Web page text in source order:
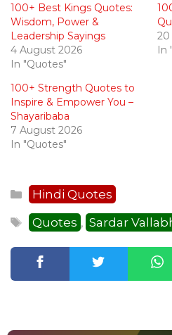
100+ Best Kings Quotes:
Wisdom, Power &
Leadership Sayings
4 August 2026
In "Quotes"
20
In
100+ Strength Quotes to
Inspire & Empower You –
Shayaribaba
7 August 2026
In "Quotes"
Categories
Hindi Quotes
Tags
Quotes , Sardar